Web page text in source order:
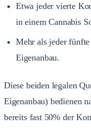
Etwa jeder vierte
in einem Cannabis
Mehr als jeder
Eigenanbau.
Diese beiden legalen
Eigenanbau) bedienen
bereits fast 50% der